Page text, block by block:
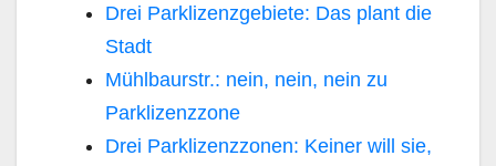
Drei Parklizenzgebiete: Das plant die
Stadt
Mühlbaurstr.: nein, nein, nein zu
Parklizenzzone
Drei Parklizenzzonen: Keiner will sie,